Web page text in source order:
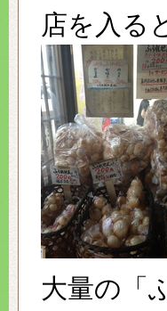
店を入る
大量の「